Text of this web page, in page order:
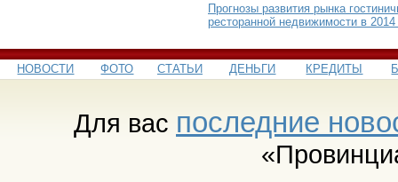
Прогнозы развития рынка
ресторанной недвижимости в 2014
НОВОСТИ ФОТО СТАТЬИ ДЕНЬГИ КРЕДИТЫ
Для вас последние